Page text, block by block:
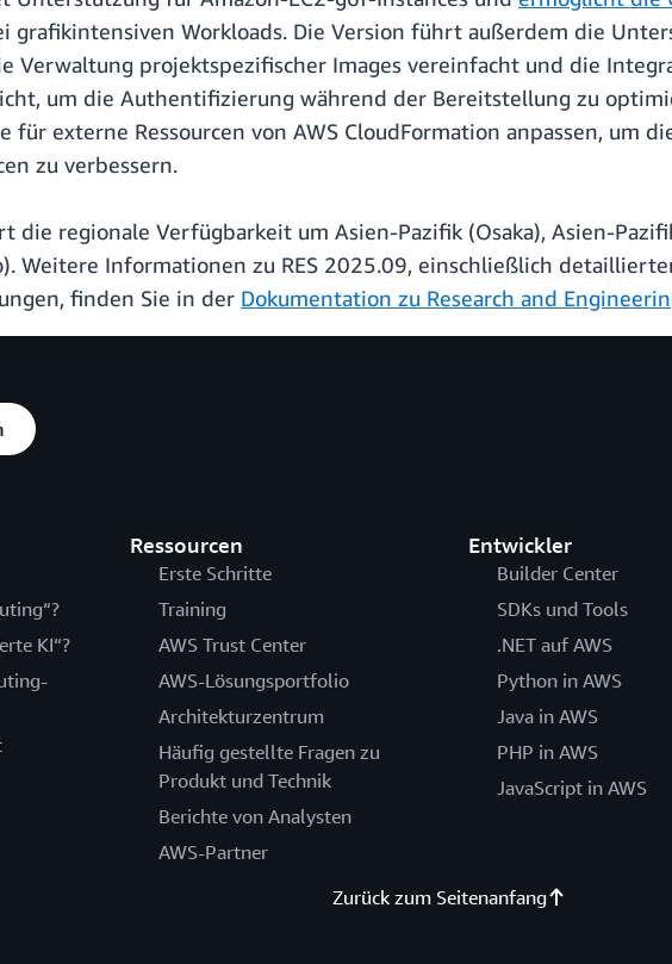
grafikintensiven Workloads. Die Version führt außerdem die
Verwaltung projektspezifischer Images vereinfacht und die
um die Authentifizierung während der Bereitstellung zu
für externe Ressourcen von AWS CloudFormation anpassen, um
zu verbessern.
die regionale Verfügbarkeit um Asien-Pazifik (Osaka), Asien-
Weitere Informationen zu RES 2025.09, einschließlich
finden Sie in der Dokumentation zu Research and
KI“?
Ressourcen
Erste Schritte
Training
AWS Trust Center
AWS-Lösungsportfolio
Architekturzentrum
Häufig gestellte Fragen zu
Produkt und Technik
Berichte von Analysten
AWS-Partner
Entwickler
Builder Center
SDKs und Tools
.NET auf AWS
Python in AWS
Java in AWS
PHP in AWS
JavaScript in AWS
Zurück zum Seitenanfang